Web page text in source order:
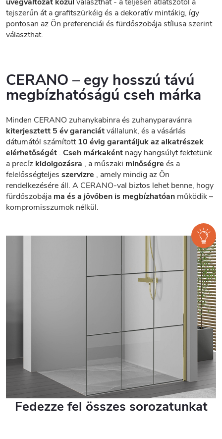
tejszerűn át a grafitszürkéig és a dekoratív mintákig, így
pontosan az Ön preferenciái és fürdőszobája stílusa szerint
választhat.
CERANO – egy hosszú távú
megbízhatóságú cseh márka
Minden CERANO zuhanykabinra és zuhanyparavánra
kiterjesztett 5 év garanciátvállalunk, és a vásárlás
dátumától számított10 évig garantáljuk az alkatrészek
elérhetőségét . Cseh márkaként nagy hangsúlyt fektetünk
a precíz kidolgozásra , a műszaki minőségre és a
felelősségteljes szervizre , amely mindig az Ön
rendelkezésére áll. A CERANO-val biztos lehet benne, hogy
fürdőszobája ma és a jövőben is megbízhatóan működik –
kompromisszumok nélkül.
Fedezze fel összes sorozatunkat